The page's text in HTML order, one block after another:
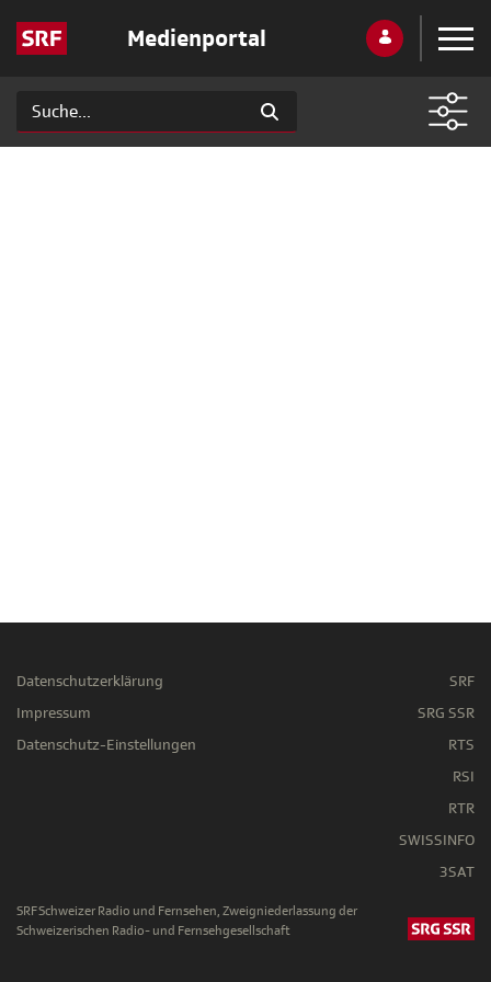
Medienportal
Datenschutzerklärung
Impressum
Datenschutz-Einstellungen
SRF
SRG SSR
RTS
RSI
RTR
SWISSINFO
3SAT
SRF Schweizer Radio und Fernsehen, Zweigniederlassung der
Schweizerischen Radio- und Fernsehgesellschaft